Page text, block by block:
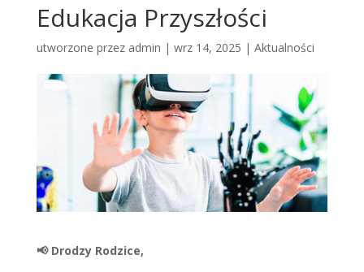
Edukacja Przyszłości
utworzone przez admin | wrz 14, 2025 | Aktualności
📢 Drodzy Rodzice,